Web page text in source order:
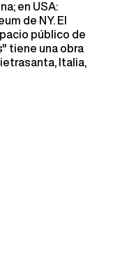
en USA:
de NY. El
público de
tiene una obra
Italia,